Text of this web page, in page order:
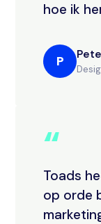
hoe ik
P
“
Toads
op orde